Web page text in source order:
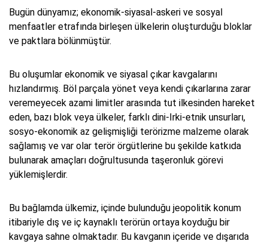
Bugün dünyamız; ekonomik-siyasal-askeri ve sosyal
menfaatler etrafında birleşen ülkelerin oluşturduğu bloklar
ve paktlara bölünmüştür.
Bu oluşumlar ekonomik ve siyasal çıkar kavgalarını
hızlandırmış. Böl parçala yönet veya kendi çıkarlarına zarar
veremeyecek azami limitler arasında tut ilkesinden hareket
eden, bazı blok veya ülkeler, farklı dini-Irki-etnik unsurları,
sosyo-ekonomik az gelişmişliği terörizme malzeme olarak
sağlamış ve var olar terör örgütlerine bu şekilde katkıda
bulunarak amaçları doğrultusunda taşeronluk görevi
yüklemişlerdir.
Bu bağlamda ülkemiz, içinde bulunduğu jeopolitik konum
itibariyle dış ve iç kaynaklı terörün ortaya koyduğu bir
kavgaya sahne olmaktadır. Bu kavganın içeride ve dışarıda